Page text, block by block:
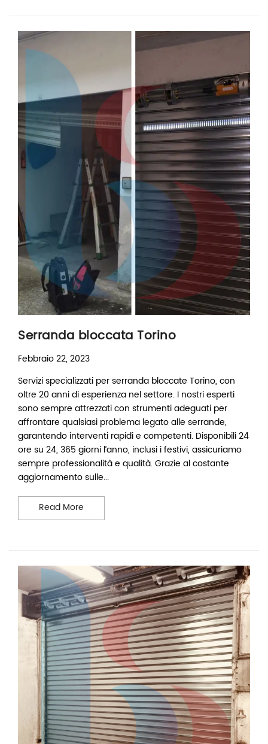
Serranda bloccata Torino
Febbraio 22, 2023
Servizi specializzati per serranda bloccate Torino, con
oltre 20 anni di esperienza nel settore. I nostri esperti
sono sempre attrezzati con strumenti adeguati per
affrontare qualsiasi problema legato alle serrande,
garantendo interventi rapidi e competenti. Disponibili 24
ore su 24, 365 giorni l’anno, inclusi i festivi, assicuriamo
sempre professionalità e qualità. Grazie al costante
aggiornamento sulle...
Read More